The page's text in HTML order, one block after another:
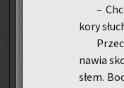
–
kory
na­wia
słem.